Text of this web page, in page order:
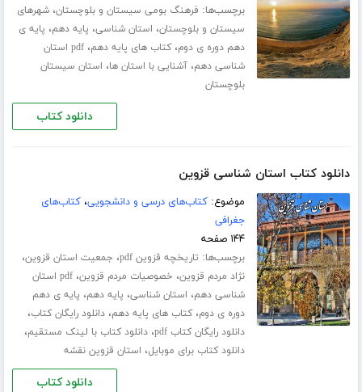
برچسب‌ها: فرهنگ بومی سیستان و بلوچستان،شهرهای
سیستان و بلوچستان، استان شناسی، پایه دهم، پایه ی
دهم دوره ی دوم،کتاب های پایه دهم،
pdf استان
شناسی دهم،آشنایی با استان ها، استان سیستان
بلوچستان
دانلود کتاب
دانلود کتاب استان شناسی قزوین
موضوع:کتاب‌های درسی و دانشجویی،کتاب‌های
جغرافی
۱۴۴ صفحه
برچسب‌ها: تاریخچه قزوین pdf ، جمعیت استان قزوین،
نژاد مردم قزوین، خصوصیات مردم قزوین،
pdf استان
شناسی دهم، استان شناسی، پایه دهم، پایه ی دهم
دوره ی دوم،کتاب های پایه دهم،دانلود رایگان کتاب،
دانلود رایگان کتاب pdf ،دانلود کتاب با لینک مستقیم،
دانلود کتاب برای موبایل، استان قزوین نقشه
دانلود کتاب